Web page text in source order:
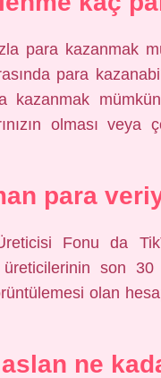
para kazanmak
para
kazanmak
olması veya
para
Fonu da
son
olan
ne